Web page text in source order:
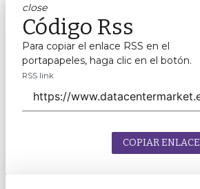
close
Código Rss
Para copiar el enlace RSS en el
portapapeles, haga clic en el botón.
RSS link
COPIAR ENLACE